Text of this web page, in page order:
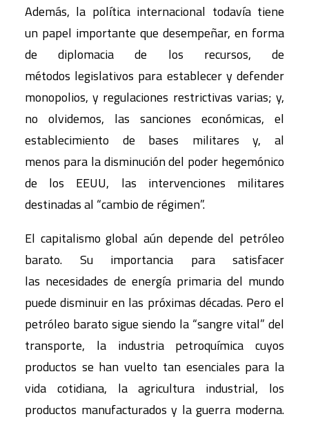
Además, la política internacional todavía tiene
un papel importante que desempeñar, en forma
de diplomacia de los recursos, de
métodos legislativos para establecer y defender
monopolios, y regulaciones restrictivas varias; y,
no olvidemos, las sanciones económicas, el
establecimiento de bases militares y, al
menos para la disminución del poder hegemónico
de los EEUU, las intervenciones militares
destinadas al “cambio de régimen”.
El capitalismo global aún depende del petróleo
barato. Su importancia para satisfacer
las necesidades de energía primaria del mundo
puede disminuir en las próximas décadas. Pero el
petróleo barato sigue siendo la “sangre vital” del
transporte, la industria petroquímica cuyos
productos se han vuelto tan esenciales para la
vida cotidiana, la agricultura industrial, los
productos manufacturados y la guerra moderna.